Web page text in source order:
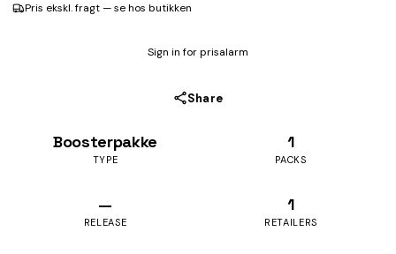
Pris ekskl. fragt — se hos butikken
Sign in for prisalarm
Share
Boosterpakke
TYPE
1
PACKS
—
RELEASE
1
RETAILERS